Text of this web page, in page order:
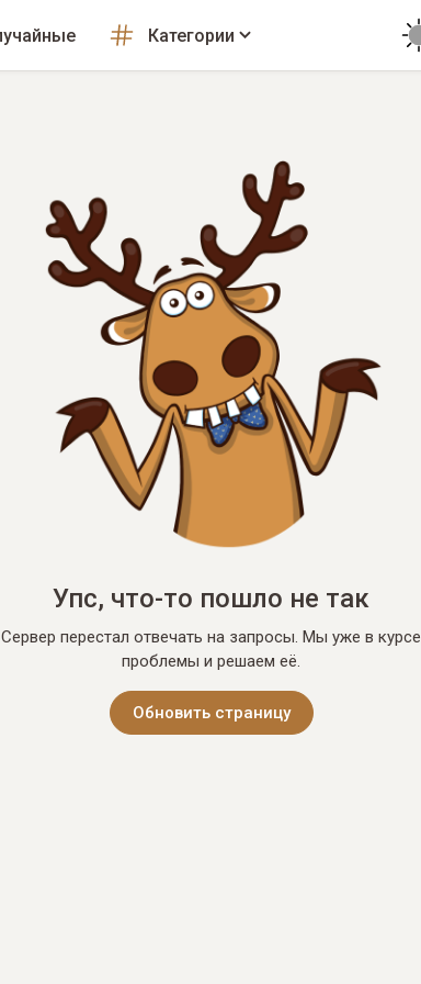
Категории
Упс, что-то пошло не так
Сервер перестал отвечать на запросы. Мы уже в курсе
проблемы и решаем её.
Обновить страницу